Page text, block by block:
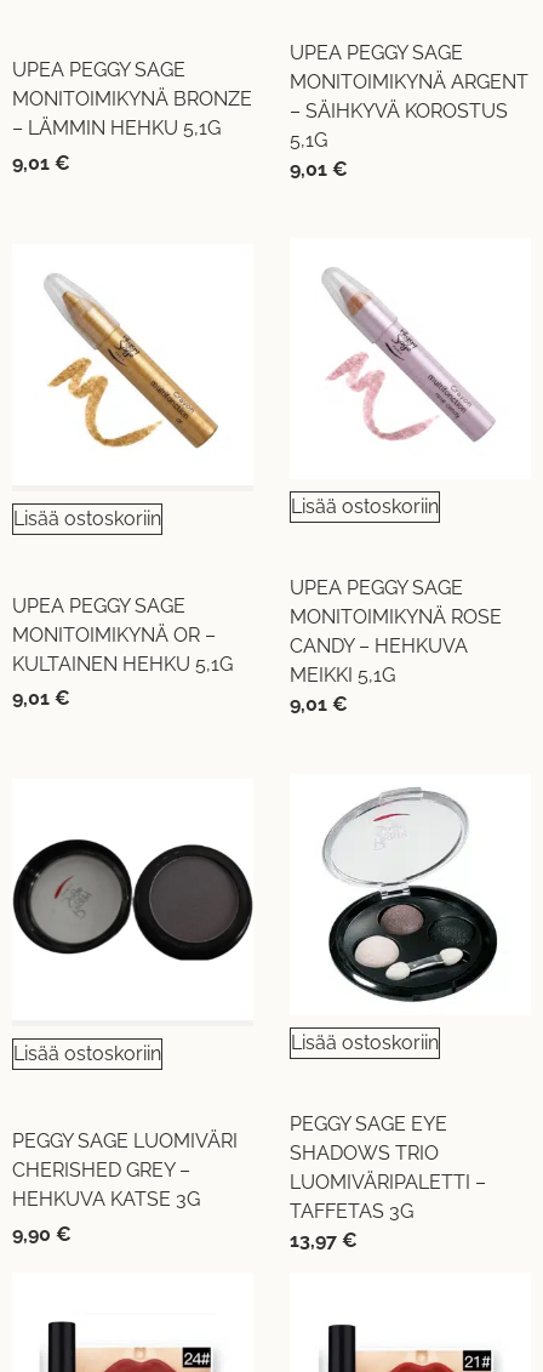
UPEA PEGGY SAGE
MONITOIMIKYNÄ BRONZE
– LÄMMIN HEHKU 5,1G
9,01 €
UPEA PEGGY SAGE
MONITOIMIKYNÄ ARGENT
– SÄIHKYVÄ KOROSTUS
5,1G
9,01 €
Lisää ostoskoriin
UPEA PEGGY SAGE
MONITOIMIKYNÄ OR –
KULTAINEN HEHKU 5,1G
9,01 €
Lisää ostoskoriin
UPEA PEGGY SAGE
MONITOIMIKYNÄ ROSE
CANDY – HEHKUVA
MEIKKI 5,1G
9,01 €
Lisää ostoskoriin
PEGGY SAGE LUOMIVÄRI
CHERISHED GREY –
HEHKUVA KATSE 3G
9,90 €
Lisää ostoskoriin
PEGGY SAGE EYE
SHADOWS TRIO
LUOMIVÄRIPALETTI –
TAFFETAS 3G
13,97 €